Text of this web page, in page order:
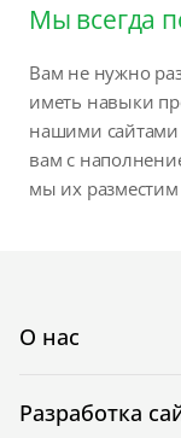
Мы всегда
Вам не нужно
иметь навыки
нашими сайтами
вам с
мы их разместим
О нас
Разработка